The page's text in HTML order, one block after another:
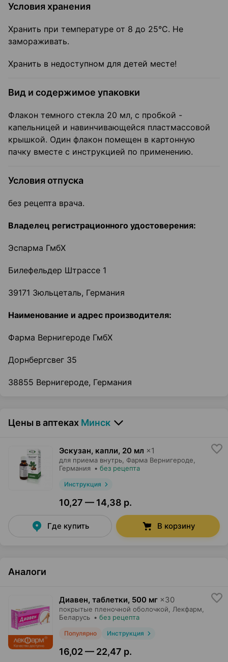
Условия хранения
Хранить при температуре от 8 до 25°С. Не
замораживать.
Хранить в недоступном для детей месте!
Вид и содержимое упаковки
Флакон темного стекла 20 мл, с пробкой -
капельницей и навинчивающейся пластмассовой
крышкой. Один флакон помещен в картонную
пачку вместе с инструкцией по применению.
Условия отпуска
без рецепта врача.
Владелец регистрационного удостоверения:
Эспарма ГмбХ
Билефельдер Штрассе 1
39171 Зюльцеталь, Германия
Наименование и адрес производителя:
Фарма Вернигероде ГмбХ
Дорнбергсвег 35
38855 Вернигероде, Германия
Цены в аптеках Минск
Эскузан, капли, 20 мл ×1
для приема внутрь, Фарма Вернигероде,
Германия • без рецепта
Инструкция
10,27 — 14,38 р.
Где купить В корзину
Аналоги
Диавен, таблетки, 500 мг ×30
покрытые пленочной оболочкой, Лекфарм,
Беларусь • без рецепта
Популярно Инструкция
16,02 — 22,47 р.